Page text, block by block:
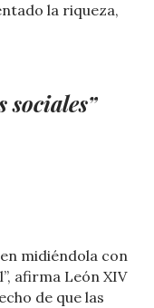
la riqueza,
sociales”
midiéndola con
afirma León XIV
de que las